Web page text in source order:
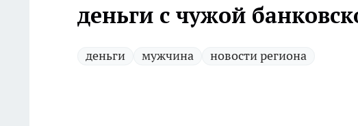
деньги с чужой
деньги мужчина новости региона